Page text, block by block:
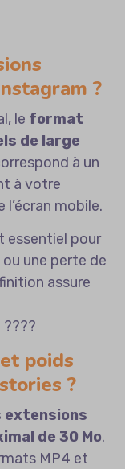
?
le format
de large
à un
à votre
mobile.
essentiel pour
une perte de
assure
????
poids
?
extensions
de 30 Mo.
MP4 et